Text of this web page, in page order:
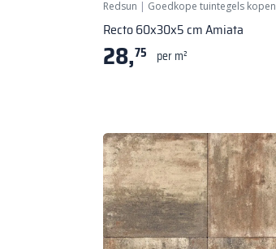
Redsun | Goedkope tuintegels kopen
Recto 60x30x5 cm Amiata
28,75 per m²